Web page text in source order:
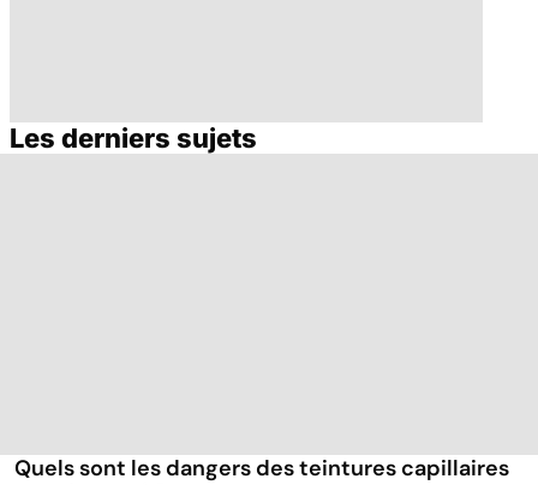
Gynéco : un suivi
Cancer du sein :
Les derniers sujets
Quels sont les dangers des teintures capillaires